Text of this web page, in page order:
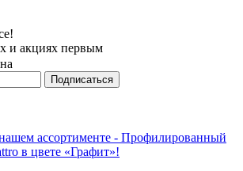
и акциях первым
ассортименте - Профилированный
в цвете «Графит»!